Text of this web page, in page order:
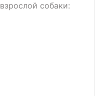
взрослой собаки: